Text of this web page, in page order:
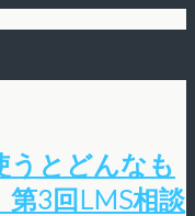
うとどんなも
3回LMS相談